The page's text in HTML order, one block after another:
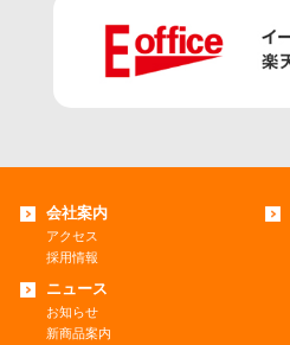
会社案内
アクセス
採用情報
ニュース
お知らせ
新商品案内